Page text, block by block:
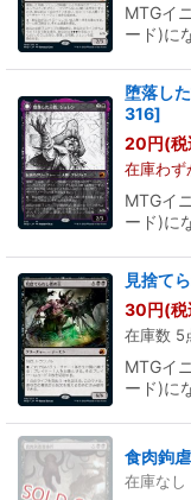
MTGイ
ード)に
堕落し
316]
20円(税
在庫わず
MTGイ
ード)に
見捨て
30円(税
在庫数 5
MTGイ
ード)に
食肉鉤
在庫なし